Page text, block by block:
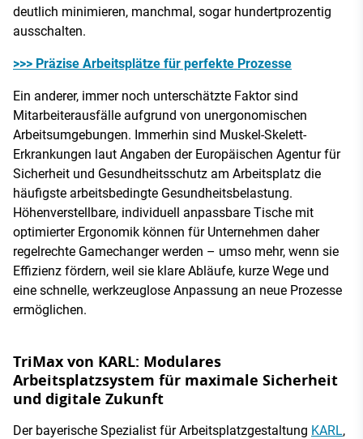
deutlich minimieren, manchmal, sogar hundertprozentig
ausschalten.
>>> Präzise Arbeitsplätze für perfekte Prozesse
Ein anderer, immer noch unterschätzte Faktor sind
Mitarbeiterausfälle aufgrund von unergonomischen
Arbeitsumgebungen. Immerhin sind Muskel-Skelett-
Erkrankungen laut Angaben der Europäischen Agentur für
Sicherheit und Gesundheitsschutz am Arbeitsplatz die
häufigste arbeitsbedingte Gesundheitsbelastung.
Höhenverstellbare, individuell anpassbare Tische mit
optimierter Ergonomik können für Unternehmen daher
regelrechte Gamechanger werden – umso mehr, wenn sie
Effizienz fördern, weil sie klare Abläufe, kurze Wege und
eine schnelle, werkzeuglose Anpassung an neue Prozesse
ermöglichen.
TriMax von KARL: Modulares
Arbeitsplatzsystem für maximale Sicherheit
und digitale Zukunft
Der bayerische Spezialist für Arbeitsplatzgestaltung KARL,